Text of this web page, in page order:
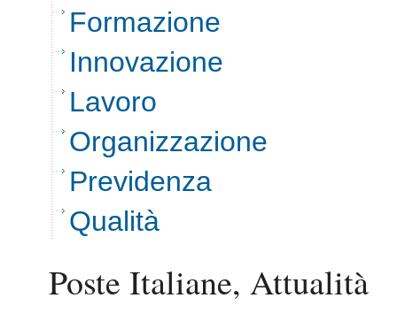
Formazione
Innovazione
Lavoro
Organizzazione
Previdenza
Qualità
Poste Italiane, Attualità